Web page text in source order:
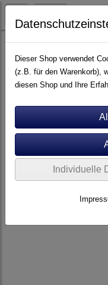
Pflege Reinigungsmittel
Dieser Shop verwendet
(z.B. für den Warenkorb),
diesen Shop und Ihre
Individuelle